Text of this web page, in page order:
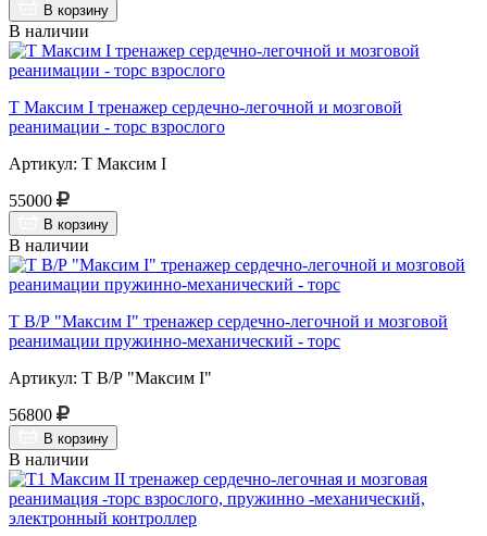
В корзину
В наличии
Т Максим I тренажер сердечно-легочной и мозговой
реанимации - торс взрослого
Артикул: Т Максим I
55000
В корзину
В наличии
Т В/Р "Максим I" тренажер сердечно-легочной и мозговой
реанимации пружинно-механический - торс
Артикул: Т В/Р "Максим I"
56800
В корзину
В наличии